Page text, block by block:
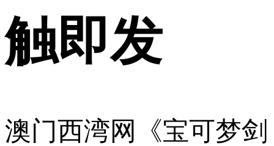
触即发
澳门西湾网《宝可梦剑